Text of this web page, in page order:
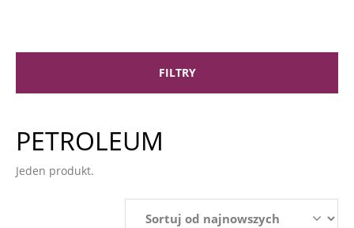
FILTRY
PETROLEUM
Jeden produkt.